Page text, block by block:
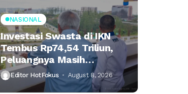
NASIONAL
Investasi Swasta di IKN
Tembus Rp74,54 Triliun,
Peluangnya Masih
Terbuka Lebar
Editor HotFokus August 8, 2026